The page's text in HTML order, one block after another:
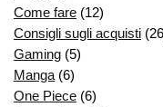
Come fare (12)
Consigli sugli acquisti
Gaming (5)
Manga (6)
One Piece (6)